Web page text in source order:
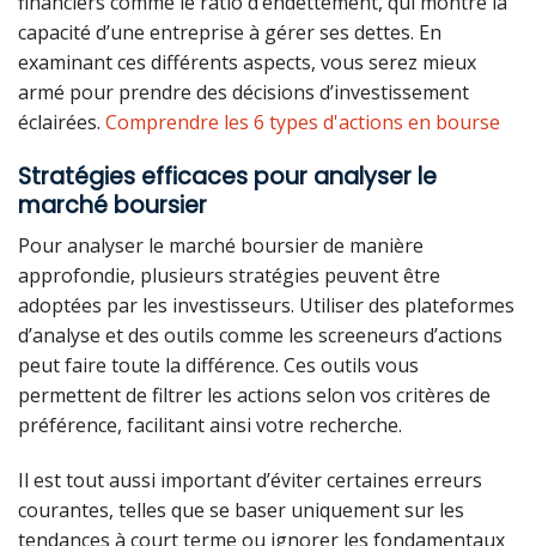
capacité d’une entreprise à gérer ses dettes. En
examinant ces différents aspects, vous serez mieux
armé pour prendre des décisions d’investissement
éclairées. Comprendre les 6 types d'actions en bourse
Stratégies efficaces pour analyser le
marché boursier
Pour analyser le marché boursier de manière
approfondie, plusieurs stratégies peuvent être
adoptées par les investisseurs. Utiliser des plateformes
d’analyse et des outils comme les screeneurs d’actions
peut faire toute la différence. Ces outils vous
permettent de filtrer les actions selon vos critères de
préférence, facilitant ainsi votre recherche.
Il est tout aussi important d’éviter certaines erreurs
courantes, telles que se baser uniquement sur les
tendances à court terme ou ignorer les fondamentaux